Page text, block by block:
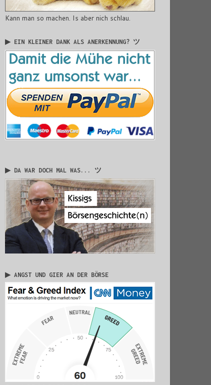
Kann man so machen. Is aber nich schlau.
▶ EIN KLEINER DANK ALS ANERKENNUNG? ツ
▶ DA WAR DOCH MAL WAS... ツ
▶ ANGST UND GIER AN DER BÖRSE